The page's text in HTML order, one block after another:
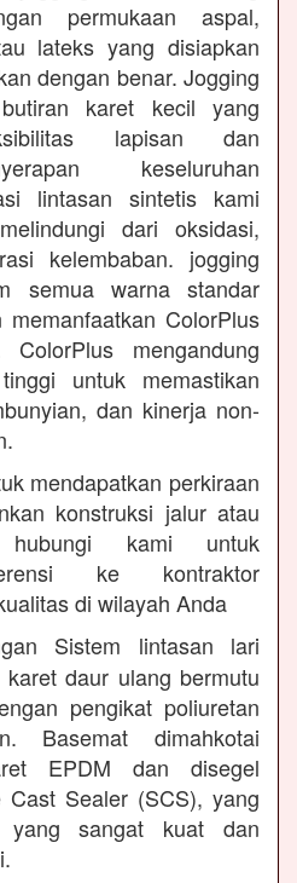
permukaan aspal,
lateks yang disiapkan
dengan benar. Jogging
karet kecil yang
lapisan dan
keseluruhan
lintasan sintetis kami
dari oksidasi,
kelembaban. jogging
semua warna standar
ColorPlus
ColorPlus mengandung
untuk memastikan
dan kinerja non-
mendapatkan perkiraan
konstruksi jalur atau
hubungi kami untuk
ke kontraktor
di wilayah Anda
Sistem lintasan lari
daur ulang bermutu
pengikat poliuretan
Basemat dimahkotai
EPDM dan disegel
Cast Sealer (SCS), yang
yang sangat kuat dan